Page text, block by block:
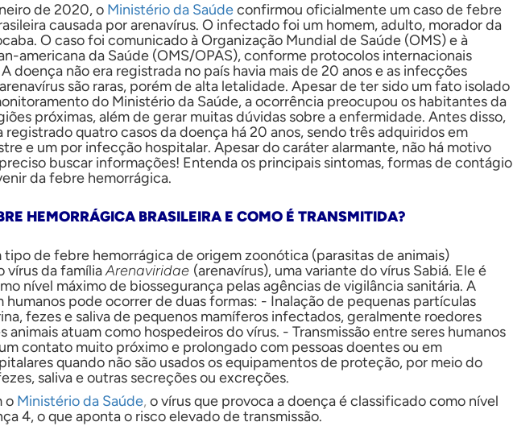
de 2020, o Ministério da Saúdeconfirmou oficialmente um caso de febre
causada por arenavírus. O infectado foi um homem, adulto, morador da
O caso foi comunicado à Organização Mundial de Saúde (OMS) e à
americana da Saúde (OMS/OPAS), conforme protocolos internacionais
doença não era registrada no país havia mais de 20 anos e as infecções
são raras, porém de alta letalidade. Apesar de ter sido um fato isolado
do Ministério da Saúde, a ocorrência preocupou os habitantes da
próximas, além de gerar muitas dúvidas sobre a enfermidade. Antes disso,
registrado quatro casos da doença há 20 anos, sendo três adquiridos em
e um por infecção hospitalar. Apesar do caráter alarmante, não há motivo
buscar informações! Entenda os principais sintomas, formas de contágio
da febre hemorrágica.
HEMORRÁGICA BRASILEIRA E COMO É TRANSMITIDA?
tipo de febre hemorrágica de origem zoonótica (parasitas de animais)
vírus da famíliaArenaviridae (arenavírus), uma variante do vírus Sabiá. Ele é
nível máximo de biossegurança pelas agências de vigilância sanitária. A
humanos pode ocorrer de duas formas: - Inalação de pequenas partículas
fezes e saliva de pequenos mamíferos infectados, geralmente roedores
animais atuam como hospedeiros do vírus. - Transmissão entre seres humanos
contato muito próximo e prolongado com pessoas doentes ou em
quando não são usados os equipamentos de proteção, por meio do
saliva e outras secreções ou excreções.
o Ministério da Saúde, o vírus que provoca a doença é classificado como nível
4, o que aponta o risco elevado de transmissão.